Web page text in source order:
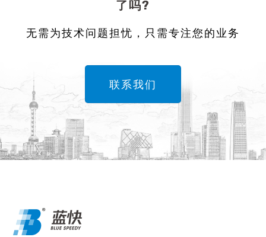
了吗?
无需为技术问题担忧，只需专注您的业务
联系我们